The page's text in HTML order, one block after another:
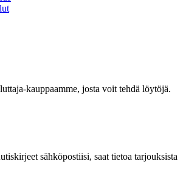
kauppaamme, josta voit tehdä löytöjä.
sähköpostiisi, saat tietoa tarjouksista